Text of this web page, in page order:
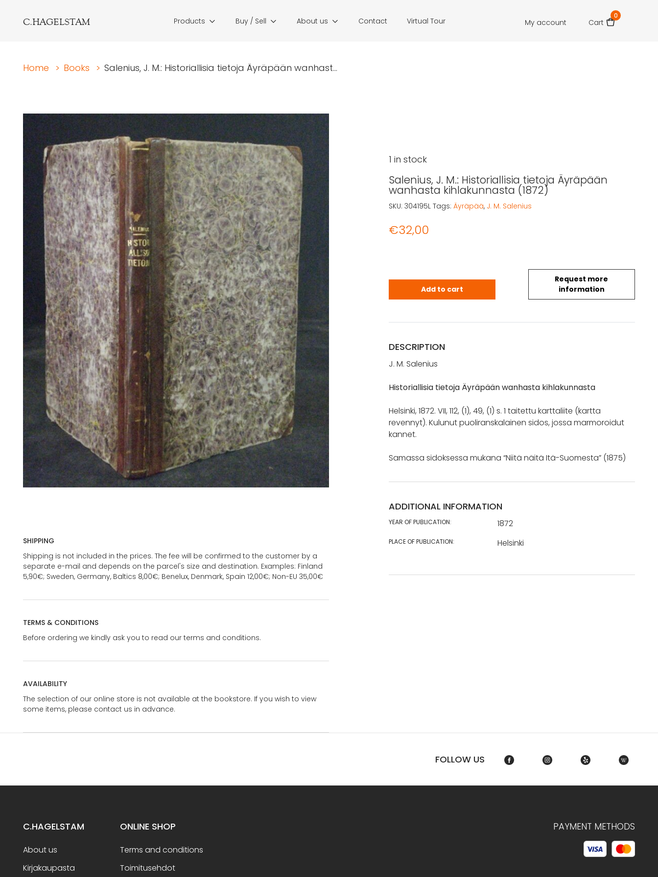
C.HAGELSTAM Products Buy / Sell About us Contact Virtual Tour My account Cart
0
Home > Books > Salenius, J. M.: Historiallisia tietoja Äyräpään wanhast...
SHIPPING
Shipping is not included in the prices. The fee will be confirmed to the customer by a
separate e-mail and depends on the parcel's size and destination. Examples: Finland
5,90€; Sweden, Germany, Baltics 8,00€; Benelux, Denmark, Spain 12,00€; Non-EU 35,00€
TERMS & CONDITIONS
Before ordering we kindly ask you to read our terms and conditions.
AVAILABILITY
The selection of our online store is not available at the bookstore. If you wish to view
some items, please contact us in advance.
Salenius, J. M.: Historiallisia tietoja Äyräpään
wanhasta kihlakunnasta (1872)
€32,00
Request more
information
1 in stock
Salenius, J. M.: Historiallisia tietoja Äyräpään wanhasta
Add to cart
SKU: 304195L Tags: Äyräpää, J. M. Salenius
DESCRIPTION
J. M. Salenius
Historiallisia tietoja Äyräpään wanhasta kihlakunnasta
Helsinki, 1872. VII, 112, (1), 49, (1) s. 1 taitettu karttaliite (kartta
revennyt). Kulunut puoliranskalainen sidos, jossa marmoroidut
kannet.
Samassa sidoksessa mukana “Niitä näitä Itä-Suomesta” (1875)
ADDITIONAL INFORMATION
YEAR OF PUBLICATION: 1872
PLACE OF PUBLICATION: Helsinki
FOLLOW US
C.HAGELSTAM
About us
Kirjakaupasta
ONLINE SHOP
Terms and conditions
Toimitusehdot
PAYMENT METHODS